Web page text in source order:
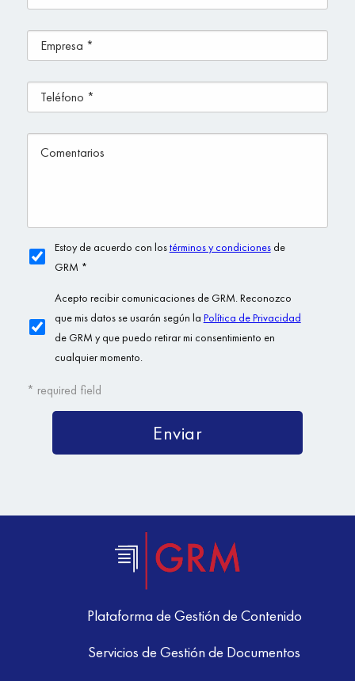
Plataforma de Gestión de Contenido
Servicios de Gestión de Documentos